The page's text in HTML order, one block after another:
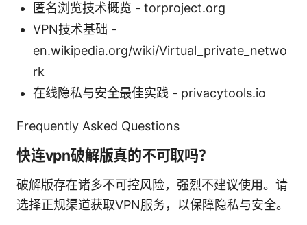
匿名浏览技术概览 - torproject.org
VPN技术基础 -
en.wikipedia.org/wiki/Virtual_private_netwo
rk
在线隐私与安全最佳实践 - privacytools.io
Frequently Asked Questions
快连vpn破解版真的不可取吗？
破解版存在诸多不可控风险，强烈不建议使用。请
选择正规渠道获取VPN服务，以保障隐私与安全。